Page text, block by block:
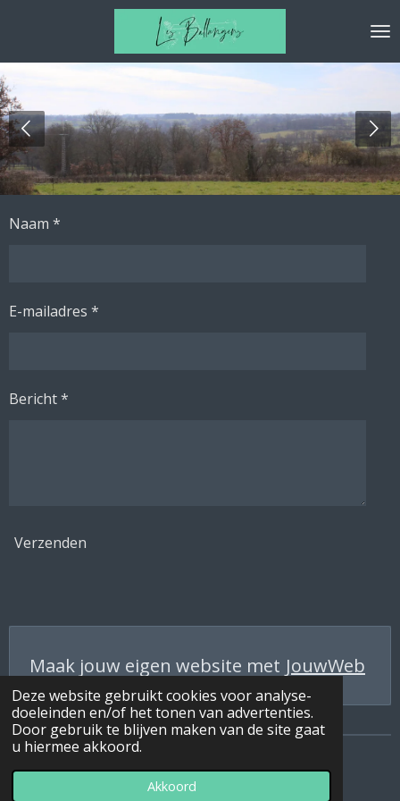
Deze website gebruikt cookies voor analyse-
doeleinden en/of het tonen van advertenties.
Door gebruik te blijven maken van de site gaat
u hiermee akkoord.
Akkoord
naar
de
hoofdinhoud
Naam *
E-mailadres *
Bericht *
Verzenden
Maak jouw eigen website met JouwWeb